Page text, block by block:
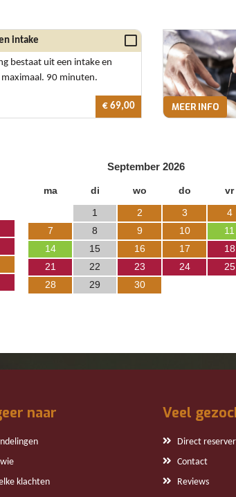
intake
bestaat uit een intake en
90 minuten.
€ 69,00 MEER INFO
September 2026
ma di wo do vr
1 2 3
4
7
8 9 10
11
14
15 16 17
18
21
22 23 24
25
28
29 30
naar
klachten
Veel
Direct
Contact
Reviews